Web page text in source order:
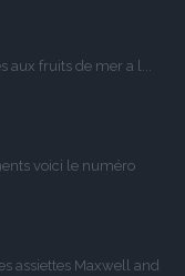
aux fruits de mer a l...
voici le numéro
assiettes Maxwell and